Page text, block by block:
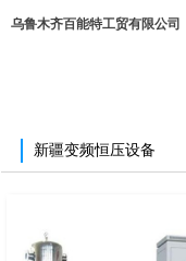
乌鲁木齐百能特工贸有限公司
新疆变频恒压设备